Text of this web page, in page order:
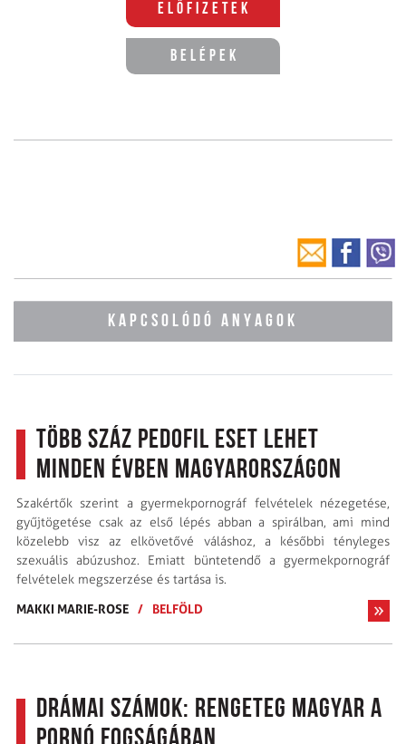
Előfizetek
Belépek
KAPCSOLÓDÓ ANYAGOK
Több száz pedofil eset lehet
minden évben Magyarországon
Szakértők szerint a gyermekpornográf felvételek nézegetése,
gyűjtögetése csak az első lépés abban a spirálban, ami mind
közelebb visz az elkövetővé váláshoz, a későbbi tényleges
szexuális abúzushoz. Emiatt büntetendő a gyermekpornográf
felvételek megszerzése és tartása is.
MAKKI MARIE-ROSE / BELFÖLD
Drámai számok: rengeteg magyar a